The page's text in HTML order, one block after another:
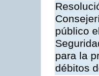
público
para la
débitos